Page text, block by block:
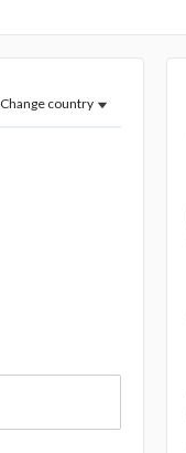
Change country